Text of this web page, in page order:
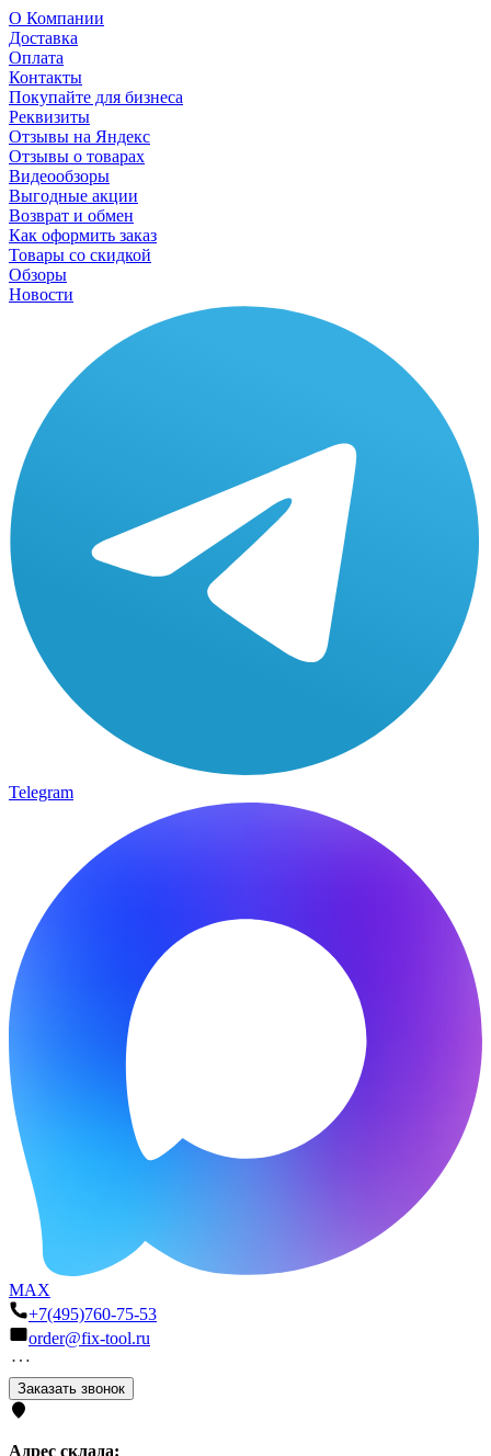
О Компании
Доставка
Оплата
Контакты
Покупайте для бизнеса
Реквизиты
Отзывы на Яндекс
Отзывы о товарах
Видеообзоры
Выгодные акции
Возврат и обмен
Как оформить заказ
Товары со скидкой
Обзоры
Новости
Telegram
MAX
+7(495)760-75-53
order@fix-tool.ru
Заказать звонок
Адрес склада: